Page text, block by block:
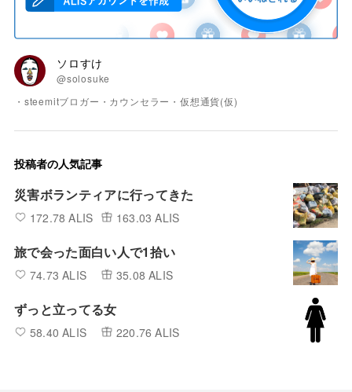
ソロすけ
@solosuke
・steemitブロガー・カウンセラー・仮想通貨(仮)
投稿者の人気記事
災害ボランティアに行ってきた
172.78 ALIS 163.03 ALIS
旅で会った面白い人で1拾い
74.73 ALIS 35.08 ALIS
ずっと立ってる女
58.40 ALIS 220.76 ALIS